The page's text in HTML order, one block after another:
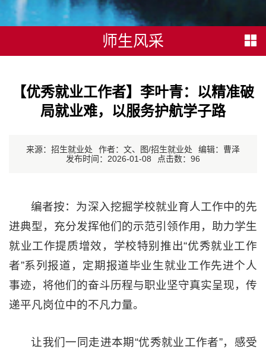
师生风采
【优秀就业工作者】李叶青：以精准破
局就业难，以服务护航学子路
来源：招生就业处 作者：文、图/招生就业处
编辑：曹泽
发布时间：2026-01-08
点击数： 96
编者按：为深入挖掘学校就业育人工作中的先
进典型，充分发挥他们的示范引领作用，助力学生
就业工作提质增效，学校特别推出“优秀就业工作
者”系列报道，定期报道毕业生就业工作先进个人
事迹，将他们的奋斗历程与职业坚守真实呈现，传
递平凡岗位中的不凡力量。
让我们一同走进本期“优秀就业工作者”，感受